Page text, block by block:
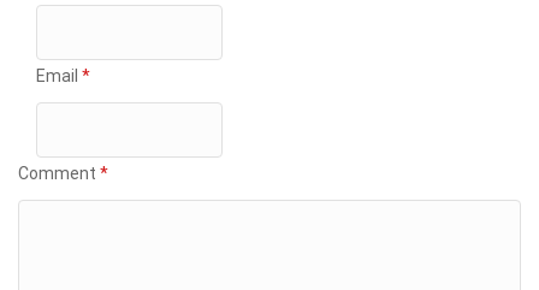
Email *
Comment *